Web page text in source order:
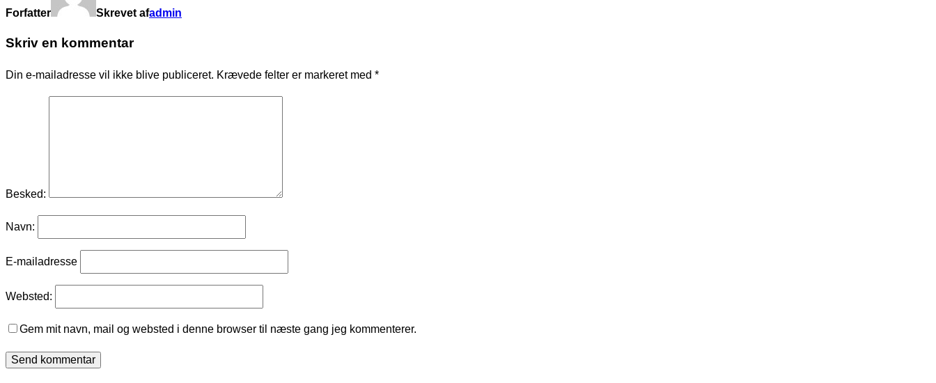
Forfatter Skrevet afadmin
Skriv en kommentar
Din e-mailadresse vil ikke blive publiceret. Krævede felter er markeret med *
Besked:
Navn:
E-mailadresse
Websted:
Gem mit navn, mail og websted i denne browser til næste gang jeg kommenterer.